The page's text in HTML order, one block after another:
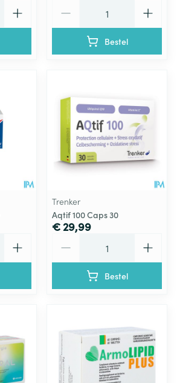
Bestel
Trenker
Aqtif 100 Caps 30
€ 29,99
Bestel